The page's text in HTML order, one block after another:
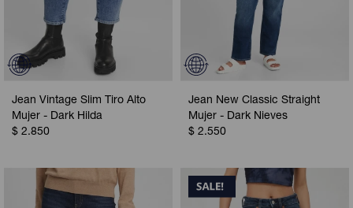
Jean Vintage Slim Tiro Alto
Mujer - Dark Hilda
$ 2.850
Jean New Classic Straight
Mujer - Dark Nieves
$ 2.550